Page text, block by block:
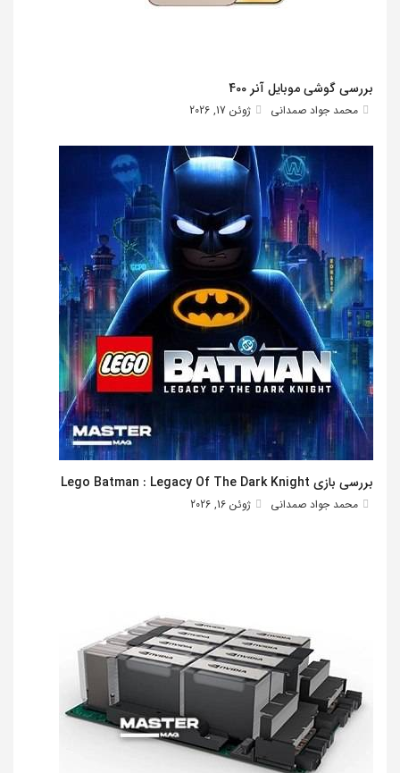
بررسی گوشی موبایل آنر 400
محمد جواد صمدانی ژوئن 17, 2026
بررسی بازی Lego Batman : Legacy Of The Dark Knight
محمد جواد صمدانی ژوئن 16, 2026